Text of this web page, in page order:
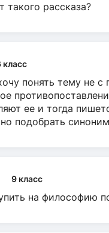
такого рассказа?
класс
понять тему не
ее и тогда
подобрать
9 класс
на философию